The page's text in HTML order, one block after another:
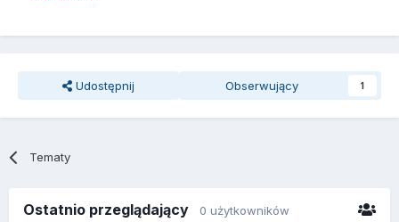
Udostępnij Obserwujący 1
Tematy
Ostatnio przeglądający 0 użytkowników